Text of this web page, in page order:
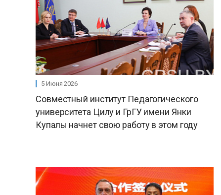
5 Июня 2026
Совместный институт Педагогического
университета Цилу и ГрГУ имени Янки
Купалы начнет свою работу в этом году